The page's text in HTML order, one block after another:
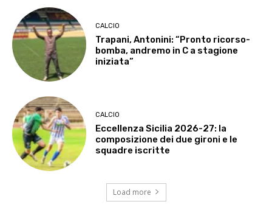
CALCIO
Trapani, Antonini: “Pronto ricorso-
bomba, andremo in C a stagione
iniziata”
CALCIO
Eccellenza Sicilia 2026-27: la
composizione dei due gironi e le
squadre iscritte
Load more